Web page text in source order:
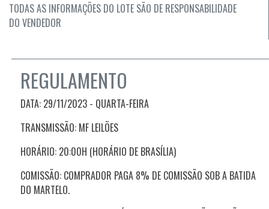
TODAS AS INFORMAÇÕES DO LOTE SÃO DE RESPONSABILIDADE
DO VENDEDOR
REGULAMENTO
DATA: 29/11/2023 - QUARTA-FEIRA
TRANSMISSÃO: MF LEILÕES
HORÁRIO: 20:00H (HORÁRIO DE BRASÍLIA)
COMISSÃO: COMPRADOR PAGA 8% DE COMISSÃO SOB A BATIDA
DO MARTELO.